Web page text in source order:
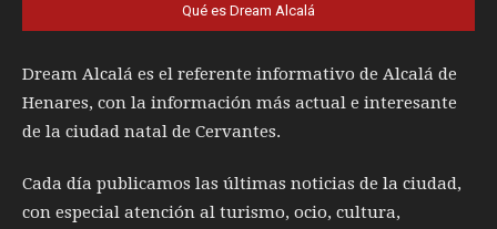
Qué es Dream Alcalá
Dream Alcalá es el referente informativo de Alcalá de
Henares, con la información más actual e interesante
de la ciudad natal de Cervantes.
Cada día publicamos las últimas noticias de la ciudad,
con especial atención al turismo, ocio, cultura,